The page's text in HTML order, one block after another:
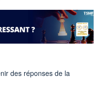
des réponses de la